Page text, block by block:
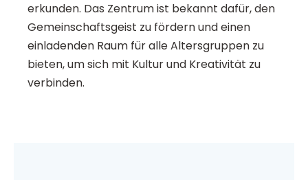
erkunden. Das Zentrum ist bekannt dafür, den
Gemeinschaftsgeist zu fördern und einen
einladenden Raum für alle Altersgruppen zu
bieten, um sich mit Kultur und Kreativität zu
verbinden.